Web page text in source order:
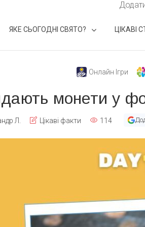
ЯКЕ СЬОГОДНІ СВЯТО? ЦІКАВІ
Онлайн Ігри
монети у
Л. Цікаві факти 114